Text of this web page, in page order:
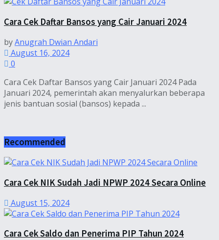
Cara Cek Daftar Bansos yang Cair Januari 2024
byAnugrah Dwian Andari
August 16, 2024
0
Cara Cek Daftar Bansos yang Cair Januari 2024 Pada
Januari 2024, pemerintah akan menyalurkan beberapa
jenis bantuan sosial (bansos) kepada ...
Recommended
Cara Cek NIK Sudah Jadi NPWP 2024 Secara Online
August 15, 2024
Cara Cek Saldo dan Penerima PIP Tahun 2024